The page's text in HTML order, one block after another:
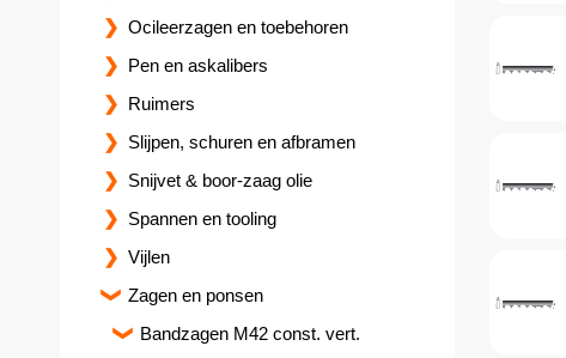
Ocileerzagen en toebehoren
Pen en askalibers
Ruimers
Slijpen, schuren en afbramen
Snijvet & boor-zaag olie
Spannen en tooling
Vijlen
Zagen en ponsen
Bandzagen M42 const. vert.